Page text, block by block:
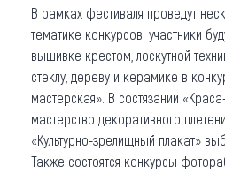
В рамках фестиваля проведут
тематике конкурсов: участники
вышивке крестом, лоскутной
стеклу, дереву и керамике в
мастерская». В состязании
мастерство декоративного
«Культурно-зрелищный плакат»
Также состоятся конкурсы